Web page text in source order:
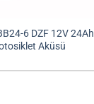
6 DZF 12V 24Ah
Aküsü